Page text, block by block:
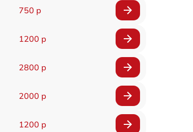
750 р
1200 р
2800 р
2000 р
1200 р